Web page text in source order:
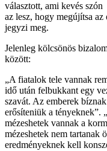
választott, ami kevés
az lesz, hogy megújítsa
jegyzi meg.
Jelenleg kölcsönös
között:
„A fiatalok tele vannak
idő után felbukkant egy
szavát. Az emberek
erősíteniük a tényeknek”.
mézeshetek vannak a
mézeshetek nem tartanak
eredményeknek kell